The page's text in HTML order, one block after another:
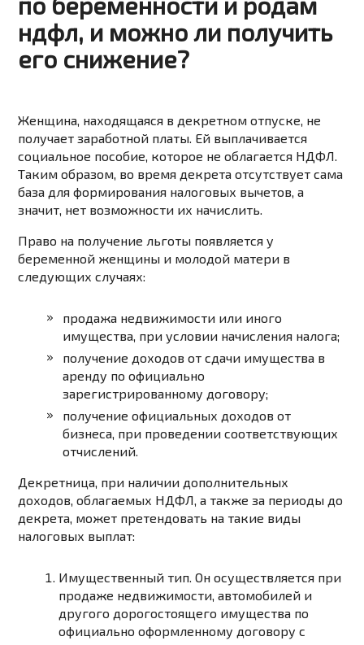
ндфл, и можно ли получить
его снижение?
Женщина, находящаяся в декретном отпуске, не
получает заработной платы. Ей выплачивается
социальное пособие, которое не облагается НДФЛ.
Таким образом, во время декрета отсутствует сама
база для формирования налоговых вычетов, а
значит, нет возможности их начислить.
Право на получение льготы появляется у
беременной женщины и молодой матери в
следующих случаях:
продажа недвижимости или иного
имущества, при условии начисления налога;
получение доходов от сдачи имущества в
аренду по официально
зарегистрированному договору;
получение официальных доходов от
бизнеса, при проведении соответствующих
отчислений.
Декретница, при наличии дополнительных
доходов, облагаемых НДФЛ, а также за периоды до
декрета, может претендовать на такие виды
налоговых выплат:
Имущественный тип. Он осуществляется при
продаже недвижимости, автомобилей и
другого дорогостоящего имущества по
официально оформленному договору с